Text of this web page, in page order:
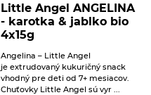
Little Angel ANGELINA
- karotka & jablko bio
4x15g
Angelina – Little Angel
je extrudovaný kukuričný snack
vhodný pre deti od 7+ mesiacov.
Chuťovky Little Angel sú vyr ...